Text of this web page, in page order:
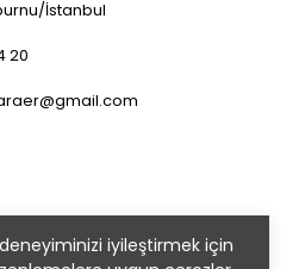
deneyiminizi iyileştirmek için
İstanbul
20